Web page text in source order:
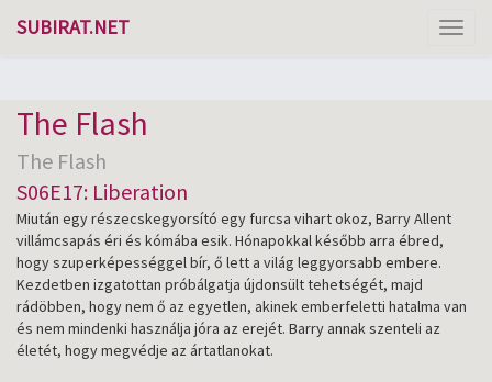
SUBIRAT.NET
The Flash
The Flash
S06E17: Liberation
Miután egy részecskegyorsító egy furcsa vihart okoz, Barry Allent
villámcsapás éri és kómába esik. Hónapokkal később arra ébred,
hogy szuperképességgel bír, ő lett a világ leggyorsabb embere.
Kezdetben izgatottan próbálgatja újdonsült tehetségét, majd
rádöbben, hogy nem ő az egyetlen, akinek emberfeletti hatalma van
és nem mindenki használja jóra az erejét. Barry annak szenteli az
életét, hogy megvédje az ártatlanokat.